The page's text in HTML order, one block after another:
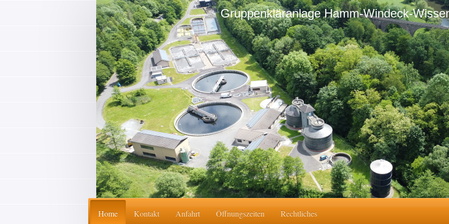
Gruppenkläranlage Hamm-Windeck-
Home Kontakt Anfahrt Öffnungszeiten Rechtliches